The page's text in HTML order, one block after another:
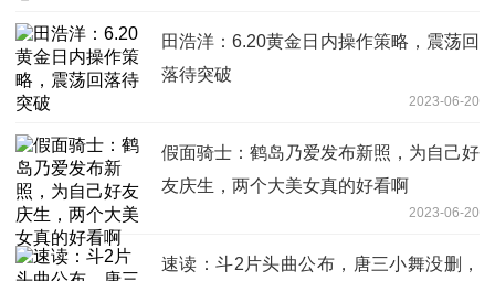
田浩洋：6.20黄金日内操作策略，震荡回
落待突破
2023-06-20
假面骑士：鹤岛乃爱发布新照，为自己好
友庆生，两个大美女真的好看啊
2023-06-20
速读：斗2片头曲公布，唐三小舞没删，